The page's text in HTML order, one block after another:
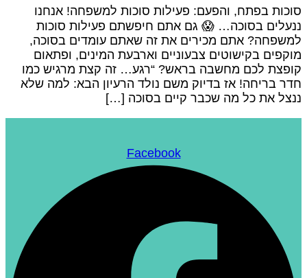
בפתח, והפעם: פעילות סוכות למשפחה! אנחנו
בסוכה… 😱 גם אתם חיפשתם פעילות סוכות
אתם מכירים את זה שאתם עומדים בסוכה,
בקישוטים צבעוניים וארבעת המינים, ופתאום
לכם מחשבה בראש? “רגע… זה קצת מרגיש כמו
בריחה! אז בדיוק משם נולד הרעיון הבא: למה שלא
את כל מה שכבר קיים בסוכה […]
Facebook